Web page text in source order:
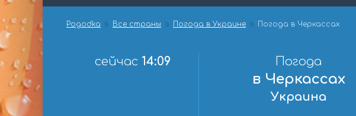
Pogodka Все страны Погода в Украине Погода в Черкассах
сейчас 14:09 Погода
в Черкассах
Украина